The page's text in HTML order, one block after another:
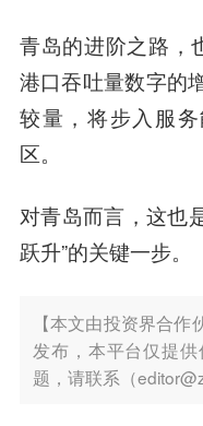
青岛的进阶之路，
港口吞吐量数字的
较量，将步入服
区。
对青岛而言，这也
跃升”的关键一步。
【本文由投资界合
发布，本平台仅提
题，请联系（